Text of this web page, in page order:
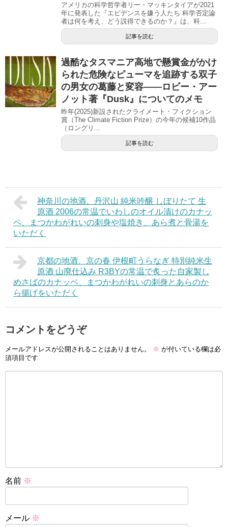
アメリカの科学哲学者リー・マッキンタイアが2021
年に発表した『エビデンスを嫌う人たち 科学否定論
者は何を考え、どう説得できるのか？』は、科...
記事を読む
過酷なタスマニア高地で懸賞金がかけ
られた危険なピューマを追跡する双子
の男女の葛藤と変容――ロビー・アー
ノット著『Dusk』についてのメモ
昨年(2025)新設されたクライメート・フィクション
賞（The Climate Fiction Prize）の今年の候補10作品
（ロングリ...
記事を読む
神奈川の地酒、丹沢山 純米吟醸 しぼりたて 生
原酒 2006の常温でいわしのオイル漬けのカナッ
ペ、まつかわがれいの刺身や塩焼き、あら煮と骨湯を
いただく
京都の地酒、京の春 伊根町うらなぎ 特別純米生
原酒 山廃仕込み R3BYの常温で炙った自家製し
めさばのカナッペ、まつかわがれいの刺身とあらのか
ら揚げをいただく
コメントをどうぞ
メールアドレスが公開されることはありません。 ※ が付いている欄は必
須項目です
名前 ※
メール ※